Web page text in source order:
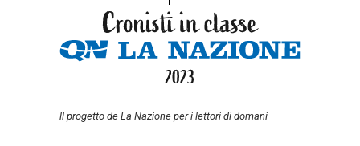
ll progetto de La Nazione per i lettori di domani